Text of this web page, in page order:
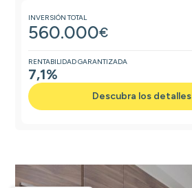
INVERSIÓN TOTAL
560.000€
RENTABILIDAD GARANTIZADA
7,1%
Descubra los detalles